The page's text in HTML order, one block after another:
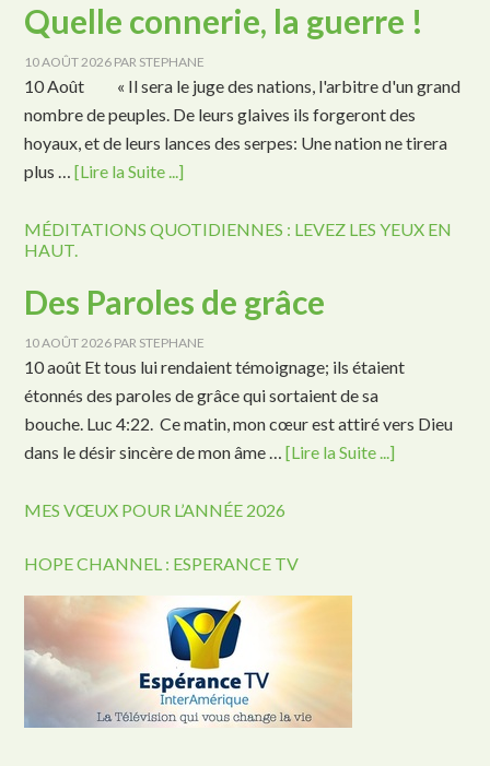
Quelle connerie, la guerre !
10 AOÛT 2026 PAR STEPHANE
10 Août « Il sera le juge des nations, l'arbitre d'un grand
nombre de peuples. De leurs glaives ils forgeront des
hoyaux, et de leurs lances des serpes: Une nation ne tirera
plus …[Lire la Suite ...]
MÉDITATIONS QUOTIDIENNES : LEVEZ LES YEUX EN
HAUT.
Des Paroles de grâce
10 AOÛT 2026 PAR STEPHANE
10 août Et tous lui rendaient témoignage; ils étaient
étonnés des paroles de grâce qui sortaient de sa
bouche. Luc 4:22. Ce matin, mon cœur est attiré vers Dieu
dans le désir sincère de mon âme …[Lire la Suite ...]
MES VŒUX POUR L’ANNÉE 2026
HOPE CHANNEL : ESPERANCE TV